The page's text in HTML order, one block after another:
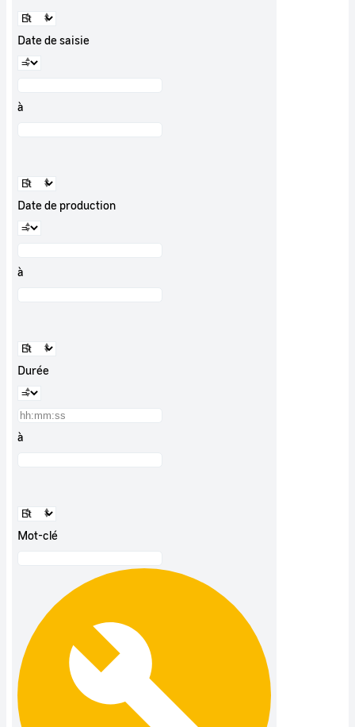
Date de saisie
à
Date de production
à
Durée
à
Mot-clé